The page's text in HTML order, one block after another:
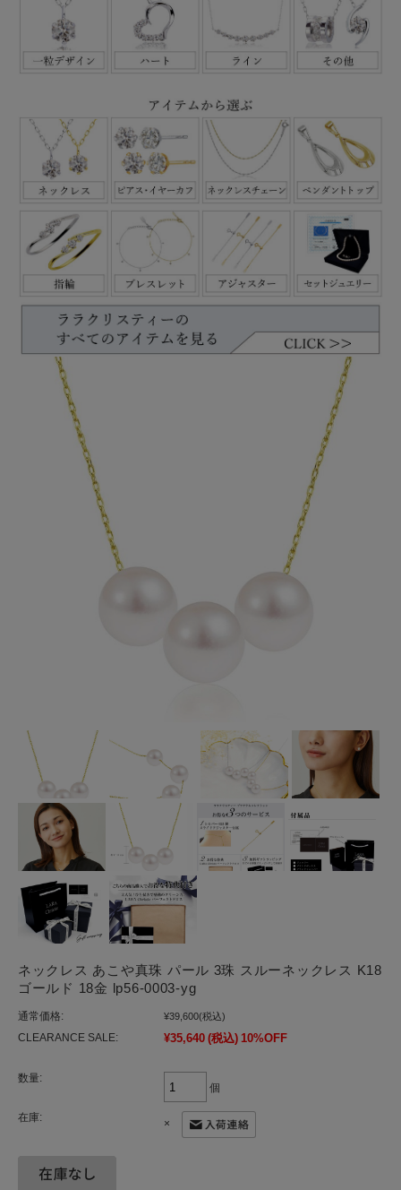
ネックレス あこや真珠 パール 3珠 スルーネックレス K18
ゴールド 18金 lp56-0003-yg
通常価格: ¥39,600(税込)
CLEARANCE SALE: ¥35,640 (税込) 10%OFF
数量:
個
在庫:
×